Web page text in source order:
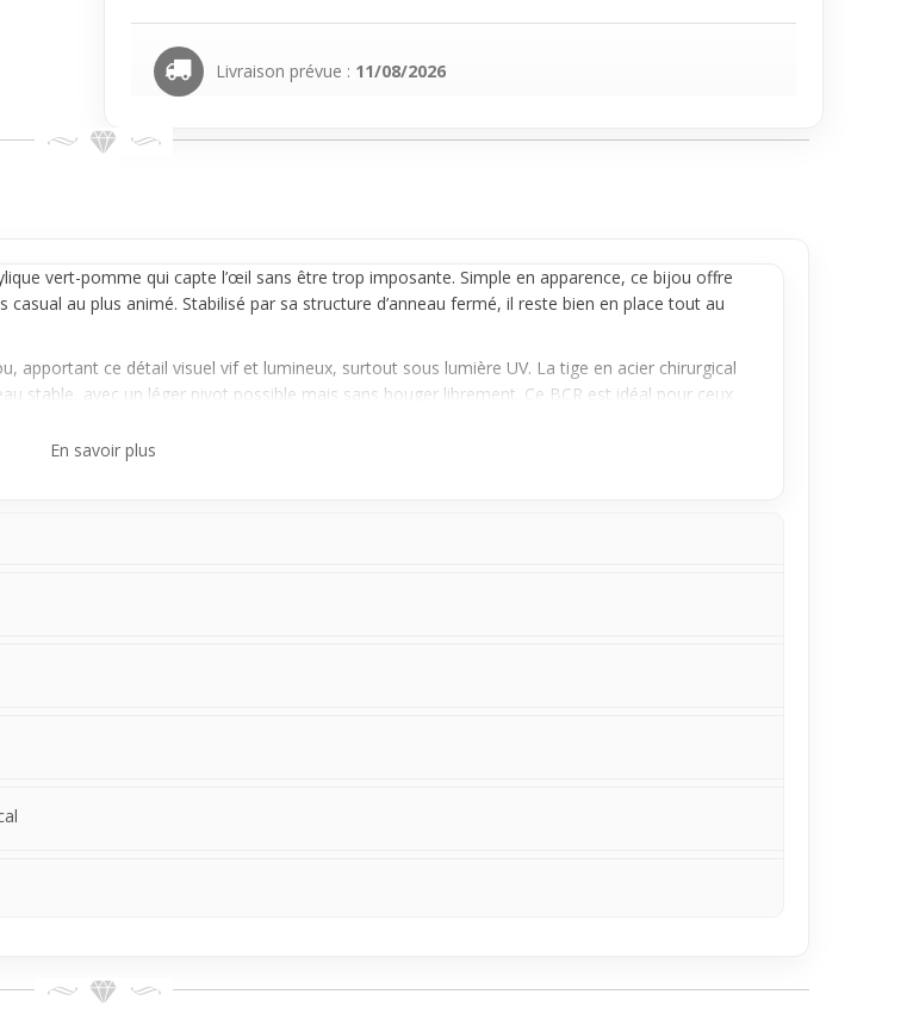
Livraison prévue : 11/08/2026
vert-pomme qui capte l’œil sans être trop imposante. Simple en apparence, ce bijou offre
au plus animé. Stabilisé par sa structure d’anneau fermé, il reste bien en place tout au
apportant ce détail visuel vif et lumineux, surtout sous lumière UV. La tige en acier chirurgical
stable, avec un léger pivot possible mais sans bouger librement. Ce BCR est idéal pour ceux
à sa simplicité et sa polyvalence. Il convient parfaitement à ceux qui souhaitent
En savoir plus